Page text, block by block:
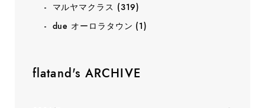
マルヤマクラス (319)
due オーロラタウン (1)
flatand's ARCHIVE